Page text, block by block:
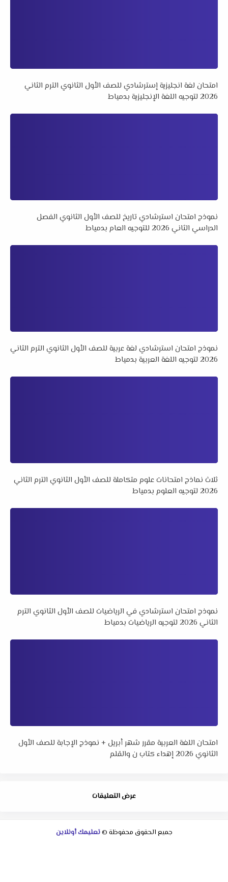
امتحان لغة انجليزية إسترشادي للصف الأول الثانوي الترم الثاني
2026 لتوجيه اللغة الإنجليزية بدمياط
نموذج امتحان استرشادي تاريخ للصف الأول الثانوي الفصل
الدراسي الثاني 2026 للتوجيه العام بدمياط
نموذج امتحان استرشادي لغة عربية للصف الأول الثانوي الترم الثاني
2026 لتوجيه اللغة العربية بدمياط
ثلاث نماذج امتحانات علوم متكاملة للصف الأول الثانوي الترم الثاني
2026 لتوجيه العلوم بدمياط
نموذج امتحان استرشادي في الرياضيات للصف الأول الثانوي الترم
الثاني 2026 لتوجيه الرياضيات بدمياط
امتحان اللغة العربية مقرر شهر أبريل + نموذج الإجابة للصف الأول
الثانوي 2026 إهداء كتاب ن والقلم
عرض التعليقات
جميع الحقوق محفوظة ©تعليمك أونلاين